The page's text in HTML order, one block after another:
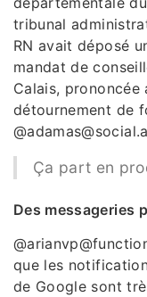
Ça part en
Des messageries
que les
de Google sont